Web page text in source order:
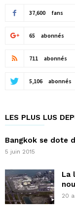
37,600 fans
65 abonnés
711 abonnés
5,106 abonnés
LES PLUS LUS
Bangkok se dote
5 juin 2015
La
20